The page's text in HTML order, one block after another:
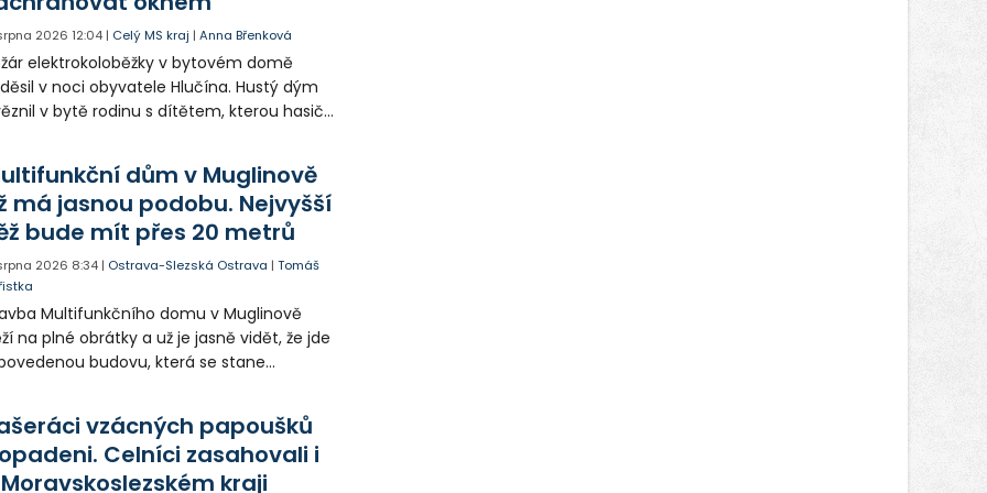
2026 12:04 | Celý MS kraj |Anna Břenková
elektrokoloběžky v bytovém domě
v noci obyvatele Hlučína. Hustý dým
v bytě rodinu s dítětem, kterou hasiči
dům v Muglinově
má jasnou podobu. Nejvyšší
bude mít přes 20 metrů
2026 8:34 | Ostrava-Slezská Ostrava |Tomáš
Multifunkčního domu v Muglinově
na plné obrátky a už je jasně vidět, že jde
budovu, která se stane
věže a brzy nebude potřeba jeřáb,
kterého dům vzniká.
vzácných papoušků
Celníci zasahovali i
kraji